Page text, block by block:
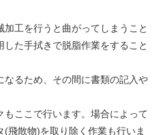
加工を行うと曲がってしまうこと
た手拭きで脱脂作業をすること
るため、その間に書類の記入や
ここで行います。場合によって
飛散物)を取り除く作業も行いま